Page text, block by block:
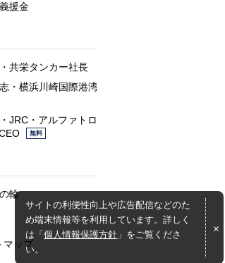
援金
共栄タンカー社長
・横浜川崎国際港湾
JRC・アルファトロ
無料
輪
サイトの利便性向上や広告配信などのた
め端末情報等を利用しています。詳しく
は「個人情報保護方針 」をご覧くださ
い。
マップ